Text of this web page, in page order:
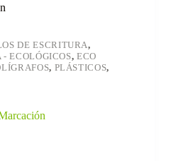
DE ESCRITURA,
ECOLÓGICOS,ECO
, PLÁSTICOS,